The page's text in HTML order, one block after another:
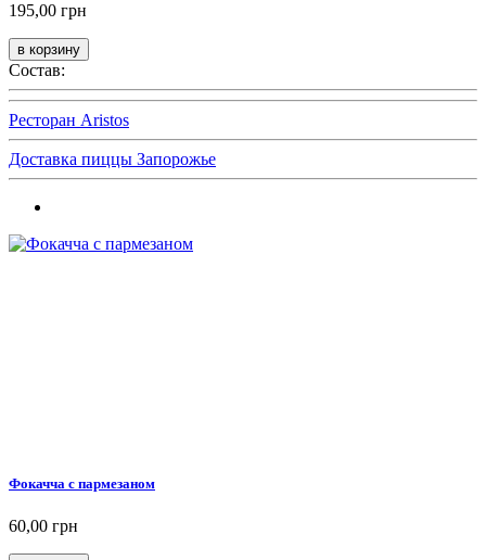
195,00 грн
Состав:
Ресторан Aristos
Доставка пиццы Запорожье
Фокачча с пармезаном
60,00 грн